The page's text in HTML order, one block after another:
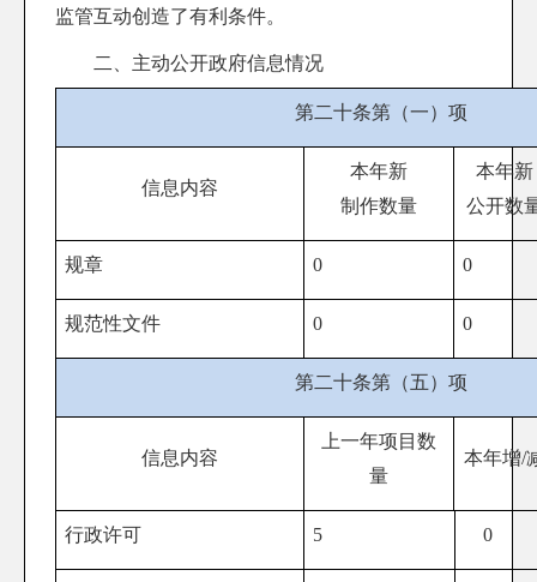
监管互动创造了有利条件。
二、主动公开政府信息情况
第二十条第（一）项
信息内容
本年新
制作数量
本年新
公开数
规章 0 0
规范性文件 0 0
第二十条第（五）项
信息内容
上一年项目数
量
本年增/
行政许可 5 0